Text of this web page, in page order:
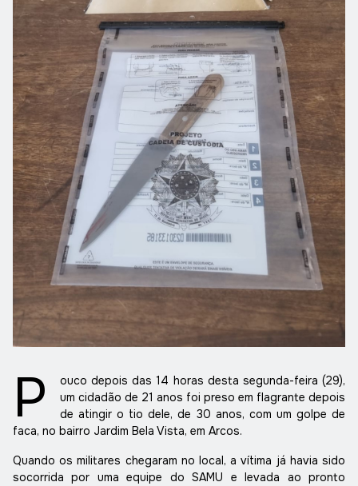
P
ouco depois das 14 horas desta segunda-feira (29),
um cidadão de 21 anos foi preso em flagrante depois
de atingir o tio dele, de 30 anos, com um golpe de
faca, no bairro Jardim Bela Vista, em Arcos.
Quando os militares chegaram no local, a vítima já havia sido
socorrida por uma equipe do SAMU e levada ao pronto